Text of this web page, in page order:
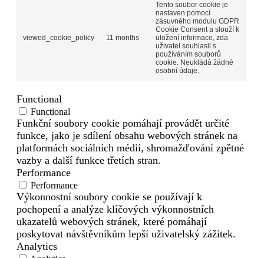
viewed_cookie_policy 11 months
Tento soubor cookie je
nastaven pomocí
zásuvného modulu GDPR
Cookie Consent a slouží k
uložení informace, zda
uživatel souhlasil s
používáním souborů
cookie. Neukládá žádné
osobní údaje.
Functional
Functional
Funkční soubory cookie pomáhají provádět určité
funkce, jako je sdílení obsahu webových stránek na
platformách sociálních médií, shromažďování zpětné
vazby a další funkce třetích stran.
Performance
Performance
Výkonnostní soubory cookie se používají k
pochopení a analýze klíčových výkonnostních
ukazatelů webových stránek, které pomáhají
poskytovat návštěvníkům lepší uživatelský zážitek.
Analytics